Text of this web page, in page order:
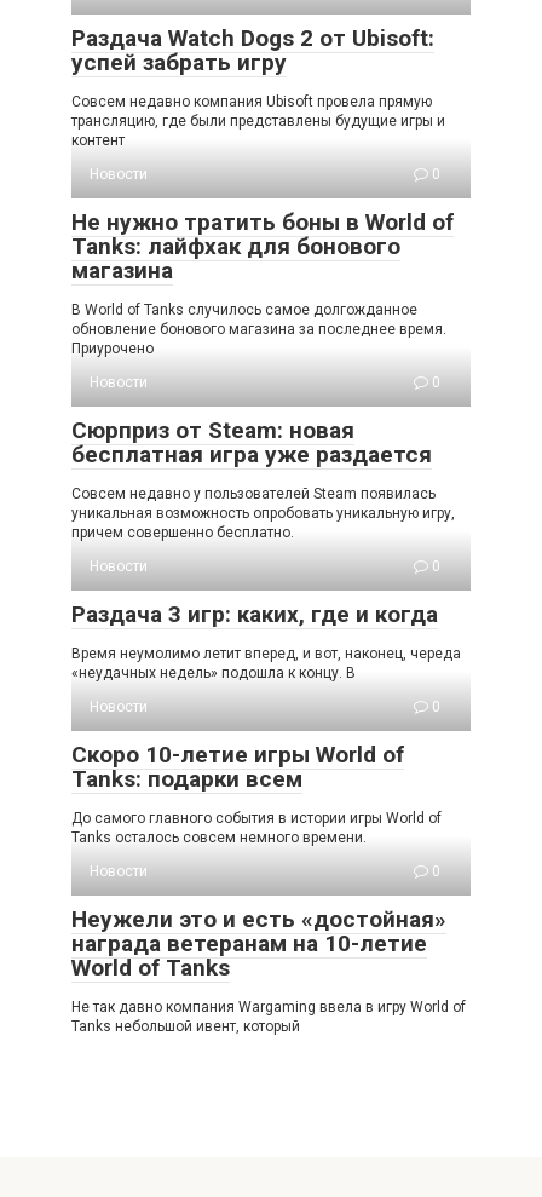
Раздача Watch Dogs 2 от Ubisoft:
успей забрать игру
Совсем недавно компания Ubisoft провела прямую
трансляцию, где были представлены будущие игры и
контент
Новости
0
Не нужно тратить боны в World of
Tanks: лайфхак для бонового
магазина
В World of Tanks случилось самое долгожданное
обновление бонового магазина за последнее время.
Приурочено
Новости
0
Сюрприз от Steam: новая
бесплатная игра уже раздается
Совсем недавно у пользователей Steam появилась
уникальная возможность опробовать уникальную игру,
причем совершенно бесплатно.
Новости
0
Раздача 3 игр: каких, где и когда
Время неумолимо летит вперед, и вот, наконец, череда
«неудачных недель» подошла к концу. В
Новости
0
Скоро 10-летие игры World of
Tanks: подарки всем
До самого главного события в истории игры World of
Tanks осталось совсем немного времени.
Новости
0
Неужели это и есть «достойная»
награда ветеранам на 10-летие
World of Tanks
Не так давно компания Wargaming ввела в игру World of
Tanks небольшой ивент, который